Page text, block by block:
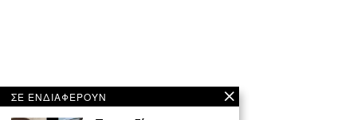
ΣΕ ΕΝΔΙΑΦΕΡΟΥΝ